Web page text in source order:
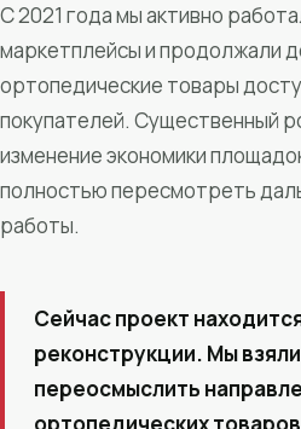
С 2021 года мы активно
маркетплейсы и продолжали
ортопедические товары
покупателей. Существенный
изменение экономики
полностью пересмотреть
работы.
Сейчас проект
реконструкции. Мы
переосмыслить